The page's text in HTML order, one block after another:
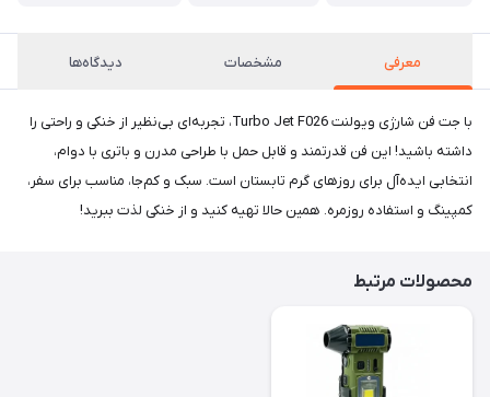
معرفی مشخصات دیدگاه‌ها
با جت فن شارژی ویولنت Turbo Jet F026، تجربه‌ای بی‌نظیر از خنکی و راحتی را
داشته باشید! این فن قدرتمند و قابل حمل با طراحی مدرن و باتری با دوام،
انتخابی ایده‌آل برای روزهای گرم تابستان است. سبک و کم‌جا، مناسب برای سفر،
کمپینگ و استفاده روزمره. همین حالا تهیه کنید و از خنکی لذت ببرید!
محصولات مرتبط